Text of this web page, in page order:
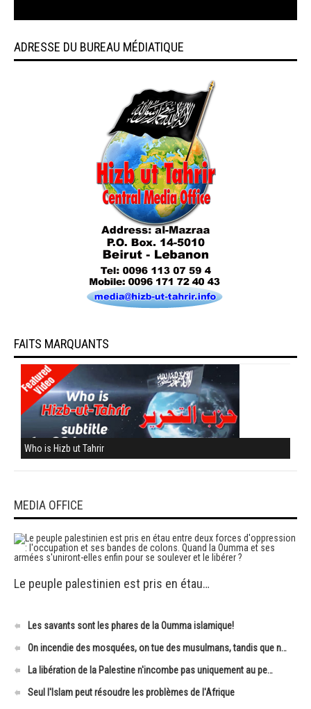
ADRESSE DU BUREAU MÉDIATIQUE
FAITS MARQUANTS
Who is Hizb ut Tahrir
MEDIA OFFICE
Le peuple palestinien est pris en étau…
Les savants sont les phares de la Oumma islamique!
On incendie des mosquées, on tue des musulmans, tandis que n…
La libération de la Palestine n'incombe pas uniquement au pe…
Seul l'Islam peut résoudre les problèmes de l'Afrique